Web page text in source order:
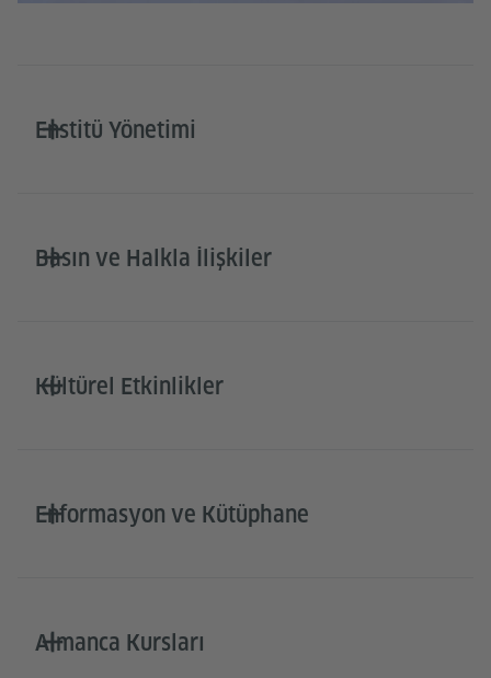
Enstitü Yönetimi
Basın ve Halkla İlişkiler
Kültürel Etkinlikler
Enformasyon ve Kütüphane
Almanca Kursları